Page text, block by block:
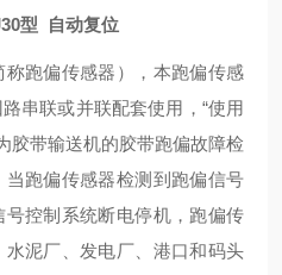
型 自动复位
称跑偏传感器），本跑偏传感
串联或并联配套使用， “使用
胶带输送机的胶带跑偏故障检
跑偏传感器检测到跑偏信号
控制系统断电停机，跑偏传
泥厂、发电厂、港口和码头